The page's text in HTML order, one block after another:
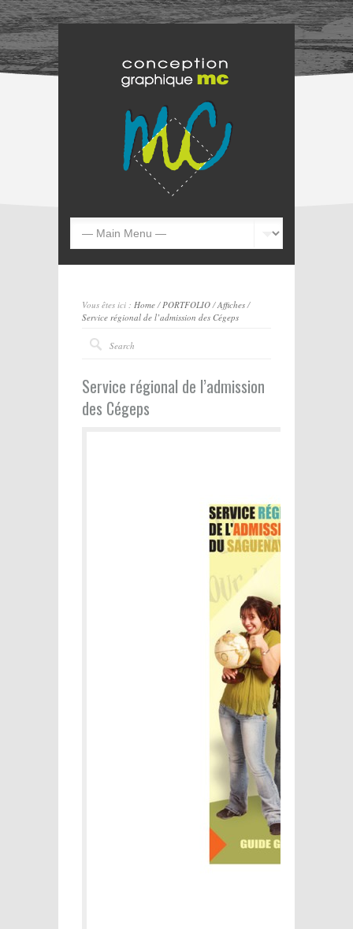
Vous êtes ici : Home/PORTFOLIO/Affiches/
Service régional de l’admission des Cégeps
Service régional de l’admission
des Cégeps